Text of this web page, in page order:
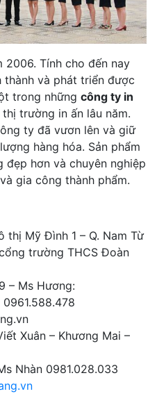
Tính cho đến nay
và phát triển được
trong những công ty in
trường in ấn lâu năm.
ty đã vươn lên và giữ
hàng hóa. Sản phẩm
hơn và chuyên nghiệp
gia công thành phẩm.
thị Mỹ Đình 1 – Q. Nam Từ
trường THCS Đoàn
– Ms Hương:
0961.588.478
Xuân – Khương Mai –
Nhàn 0981.028.033